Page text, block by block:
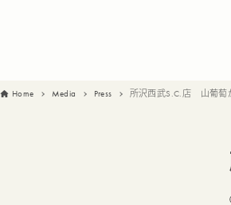
Home Media Press 所沢西武S.C.店 山葡萄